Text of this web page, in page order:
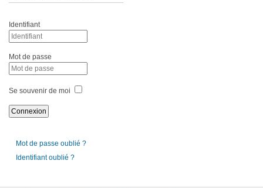
Identifiant
Mot de passe
Se souvenir de moi
Mot de passe oublié ?
Identifiant oublié ?